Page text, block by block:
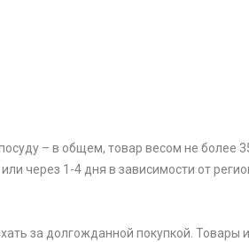
– в общем, товар весом не более
через 1-4 дня в зависимости от
за долгожданной покупкой.